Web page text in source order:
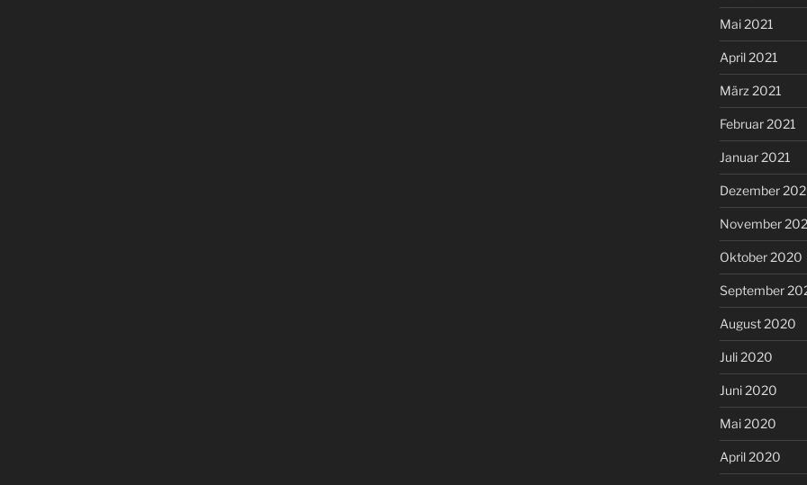
Mai 2021
April 2021
März 2021
Februar 2021
Januar 2021
Dezember
November
Oktober 2020
September
August 2020
Juli 2020
Juni 2020
Mai 2020
April 2020